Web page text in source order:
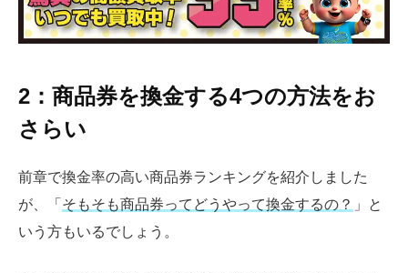
2：商品券を換金する4つの方法をお
さらい
前章で換金率の高い商品券ランキングを紹介しました
が、「 そもそも商品券ってどうやって換金するの？ 」と
いう方もいるでしょう。